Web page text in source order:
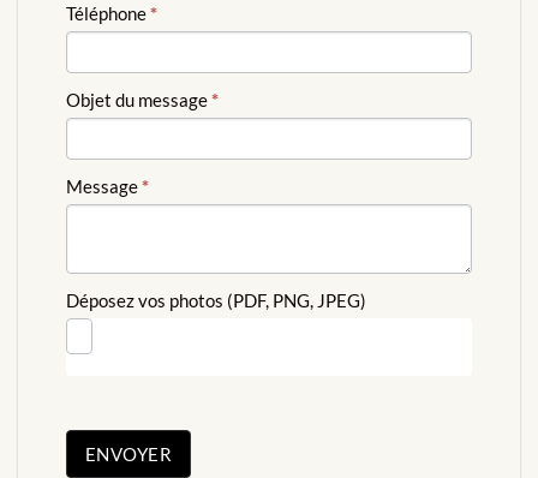
Téléphone*
Objet du message*
Message*
Déposez vos photos (PDF, PNG, JPEG)
ENVOYER